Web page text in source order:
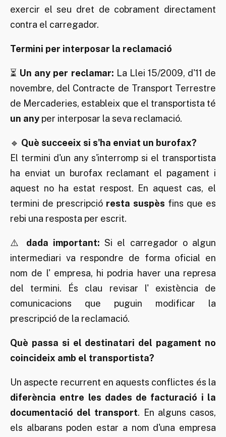
exercir el seu dret de cobrament directament
contra el carregador.
Termini per interposar la reclamació
⏳ Un any per reclamar: La Llei 15/2009, d'11 de
novembre, del Contracte de Transport Terrestre
de Mercaderies, estableix que el transportista té
un any per interposar la seva reclamació.
🔹 Què succeeix si s'ha enviat un burofax?
El termini d'un any s'interromp si el transportista
ha enviat un burofax reclamant el pagament i
aquest no ha estat respost. En aquest cas, el
termini de prescripció resta suspès fins que es
rebi una resposta per escrit.
⚠️ dada important: Si el carregador o algun
intermediari va respondre de forma oficial en
nom de l' empresa, hi podria haver una represa
del termini. És clau revisar l' existència de
comunicacions que puguin modificar la
prescripció de la reclamació.
Què passa si el destinatari del pagament no
coincideix amb el transportista?
Un aspecte recurrent en aquests conflictes és la
diferència entre les dades de facturació i la
documentació del transport. En alguns casos,
els albarans poden estar a nom d'una empresa